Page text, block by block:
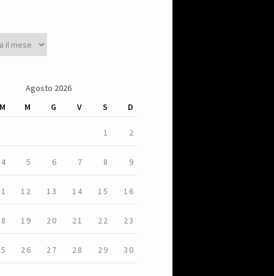
Agosto 2026
M M G V S D
1 2
4 5 6 7 8 9
12 13 14 15 16
19 20 21 22 23
26 27 28 29 30